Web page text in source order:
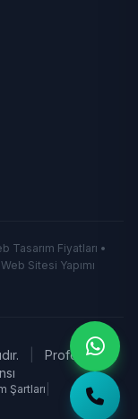
Tasarım Fiyatları •
Sitesi Yapımı
Profesyonel
Şartları